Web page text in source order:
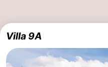
Villa 9A